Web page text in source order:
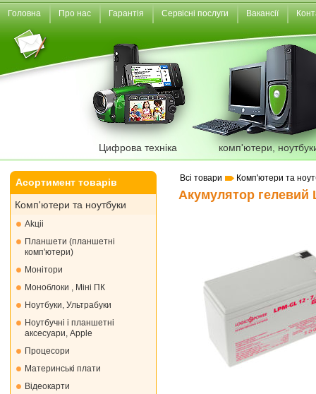
Головна Про нас Гарантія Сервісні послуги Вакансії
Цифрова техніка комп'ютери,
Асортимент товарів
Комп'ютери та ноутбуки
Akціі
Планшети (планшетні
комп'ютери)
Монiтори
Моноблоки , Міні ПК
Ноутбуки, Ультрабуки
Ноутбучні і планшетні
аксесуари, Apple
Процесори
Материнські плати
Відеокарти
Всі товари Комп'ютери та
Акумулятор гелевий